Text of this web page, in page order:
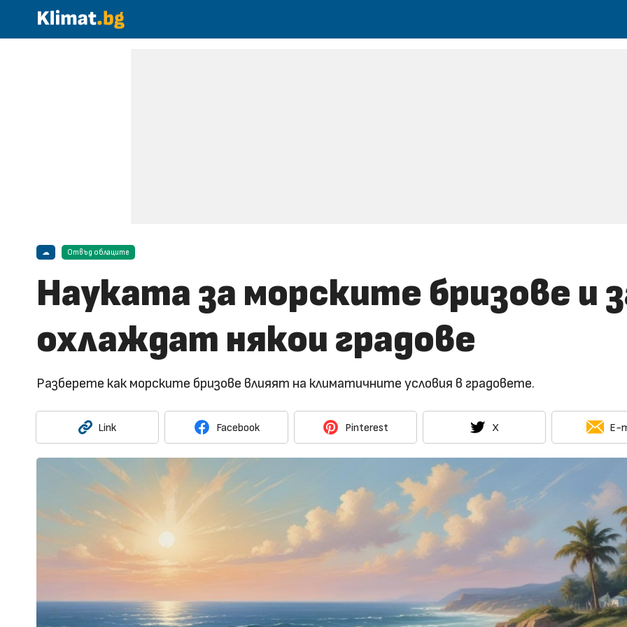
☁ Отвъд облаците
Науката за морските бризове и
охлаждат някои градове
Разберете как морските бризове влияят на климатичните условия в градовете.
Link Facebook Pinterest X E-